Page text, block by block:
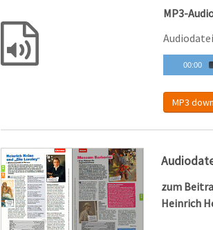
MP3-
00:00
MP3
zum
Heinrich